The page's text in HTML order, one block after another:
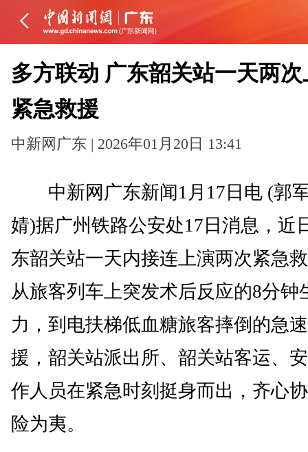
多方联动 广东韶关站一天两
紧急救援
中新网广东 | 2026年01月20日 13:41
中新网广东新闻1月17日电 (郭
婧)据广州铁路公安处17日消息，近
东韶关站一天内接连上演两次紧急
从旅客列车上突发术后反应的8分钟
力，到电扶梯低血糖旅客摔倒的急
援，韶关站派出所、韶关站客运、
作人员在紧急时刻挺身而出，齐心
险为夷。